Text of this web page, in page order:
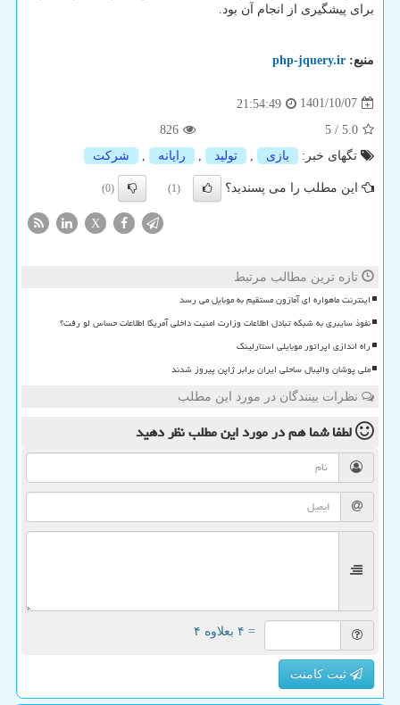
برای پیشگیری از انجام آن بود.
منبع: php-jquery.ir
1401/10/07
21:54:49
5.0
/
5
826
تگهای خبر:
بازی تولید رایانه شركت
این مطلب را می پسندید؟ (1)
(0)
X
تازه ترین مطالب مرتبط
اینترنت ماهواره ای آمازون مستقیم به موبایل می رسد
نفوذ سایبری به شبکه تبادل اطلاعات وزارت امنیت داخلی آمریکا اطلاعات حساس لو رفت؟
راه اندازی اپراتور موبایلی استارلینک
ملی پوشان والیبال ساحلی ایران برابر ژاپن پیروز شدند
نظرات بینندگان در مورد این مطلب
لطفا شما همدر مورد این مطلبنظر دهید
= ۴ بعلاوه ۴
ثبت کامنت